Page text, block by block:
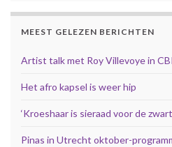
MEEST GELEZEN BERICHTEN
Artist talk met Roy Villevoye in
Het afro kapsel is weer hip
‘Kroeshaar is sieraad voor de
Pinas in Utrecht oktober-